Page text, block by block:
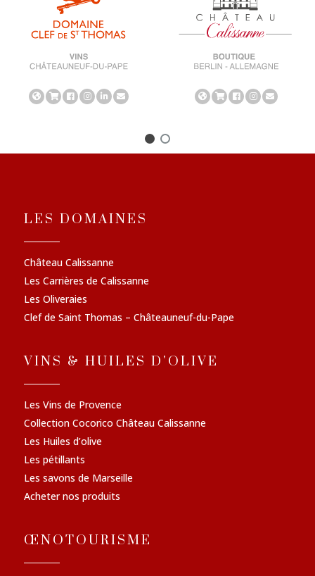
LES DOMAINES
Château Calissanne
Les Carrières de Calissanne
Les Oliveraies
Clef de Saint Thomas – Châteauneuf-du-Pape
VINS & HUILES D'OLIVE
Les Vins de Provence
Collection Cocorico Château Calissanne
Les Huiles d’olive
Les pétillants
Les savons de Marseille
Acheter nos produits
ŒNOTOURISME